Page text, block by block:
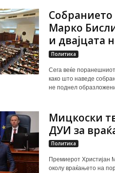
Собранието
Марко
и двајцата
Политика
Сега веќе поранешниот
како што наведе
не поднел
Мицкоски
ДУИ за
Политика
Премиерот Христијан
околу враќањето на